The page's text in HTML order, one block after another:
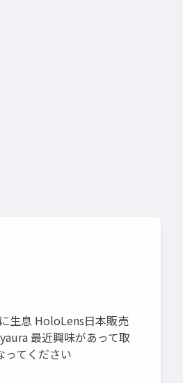
生息 HoloLens日本販売
最近興味があって取
てください